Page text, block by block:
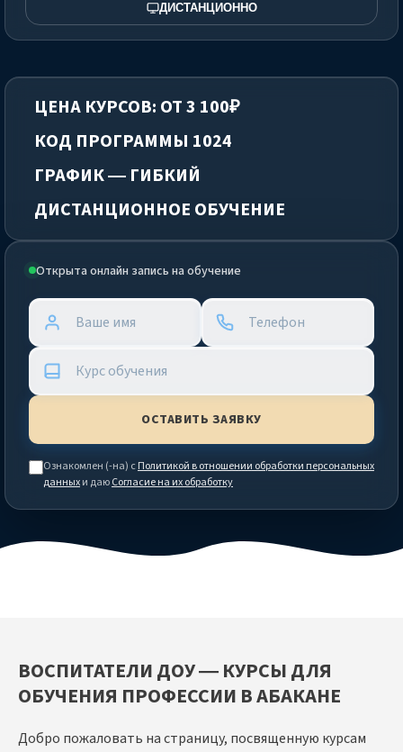
Открыта онлайн запись на обучение
Ознакомлен (-на) сПолитикой в отношении обработки персональных
данныхи даюСогласие на их обработку
ДИСТАНЦИОННО
ЦЕНА КУРСОВ: ОТ 3 100₽
КОД ПРОГРАММЫ 1024
ГРАФИК — ГИБКИЙ
ДИСТАНЦИОННОЕ ОБУЧЕНИЕ
ВОСПИТАТЕЛИ ДОУ — КУРСЫ ДЛЯ
ОБУЧЕНИЯ ПРОФЕССИИ В АБАКАНЕ
Добро пожаловать на страницу, посвященную курсам